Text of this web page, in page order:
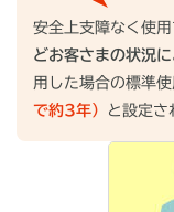
安全上支障なく使用
どお客さまの状況に
用した場合の標準使
で約3年）
と設定さ